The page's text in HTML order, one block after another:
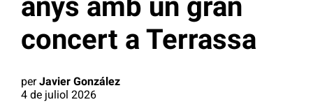
anys amb un gran
concert a Terrassa
perJavier González
4 de juliol 2026